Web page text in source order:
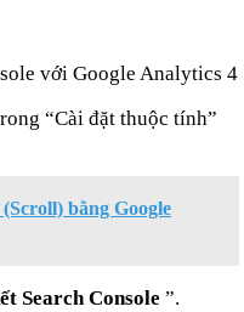
với Google Analytics 4
“Cài đặt thuộc tính”
bằng Google
Search Console ”.